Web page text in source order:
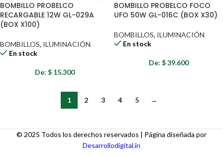
BOMBILLO PROBELCO
RECARGABLE 12W GL-029A
(BOX X100)
BOMBILLOS, ILUMINACIÓN
En stock
De: $15.300
BOMBILLO PROBELCO FOCO
UFO 50W GL-016C (BOX X30)
BOMBILLOS, ILUMINACIÓN
En stock
De: $39.600
1 2 3 4 5 →
© 2025 Todos los derechos reservados | Página diseñada por
Desarrollodigital.in